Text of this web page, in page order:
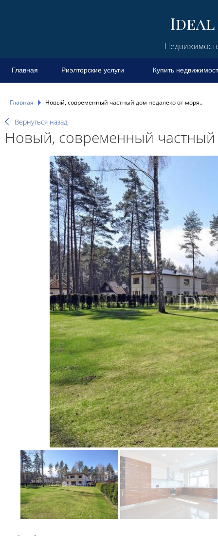
Главная Риэлторские услуги Купить
Главная Новый, современный частный дом недалеко от моря..
Вернуться назад
Новый, современный